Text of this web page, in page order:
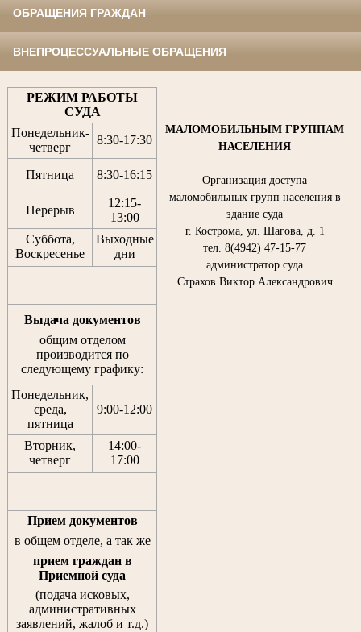
ОБРАЩЕНИЯ ГРАЖДАН
ВНЕПРОЦЕССУАЛЬНЫЕ ОБРАЩЕНИЯ
РЕЖИМ РАБОТЫ
СУДА
Понедельник-
четверг
8:30-17:30
Пятница 8:30-16:15
Перерыв
12:15-
13:00
Суббота,
Воскресенье
Выходные
дни
Выдача документов
общим отделом
производится по
следующему графику:
Понедельник,
среда,
пятница
9:00-12:00
Вторник,
четверг
14:00-
17:00
Прием документов
в общем отделе, а так же
прием граждан в
Приемной суда
(подача исковых,
административных
заявлений, жалоб и т.д.)
МАЛОМОБИЛЬНЫМ ГРУППАМ
НАСЕЛЕНИЯ
Организация доступа
маломобильных групп населения в
здание суда
г. Кострома, ул. Шагова, д. 1
тел. 8(4942) 47-15-77
администратор суда
Страхов Виктор Александрович